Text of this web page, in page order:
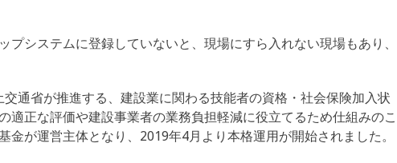
システムに登録していないと、現場にすら入れない現場もあり、
通省が推進する、建設業に関わる技能者の資格・社会保険加入状
適正な評価や建設事業者の業務負担軽減に役立てるため仕組みのこ
が運営主体となり、2019年4月より本格運用が開始されました。